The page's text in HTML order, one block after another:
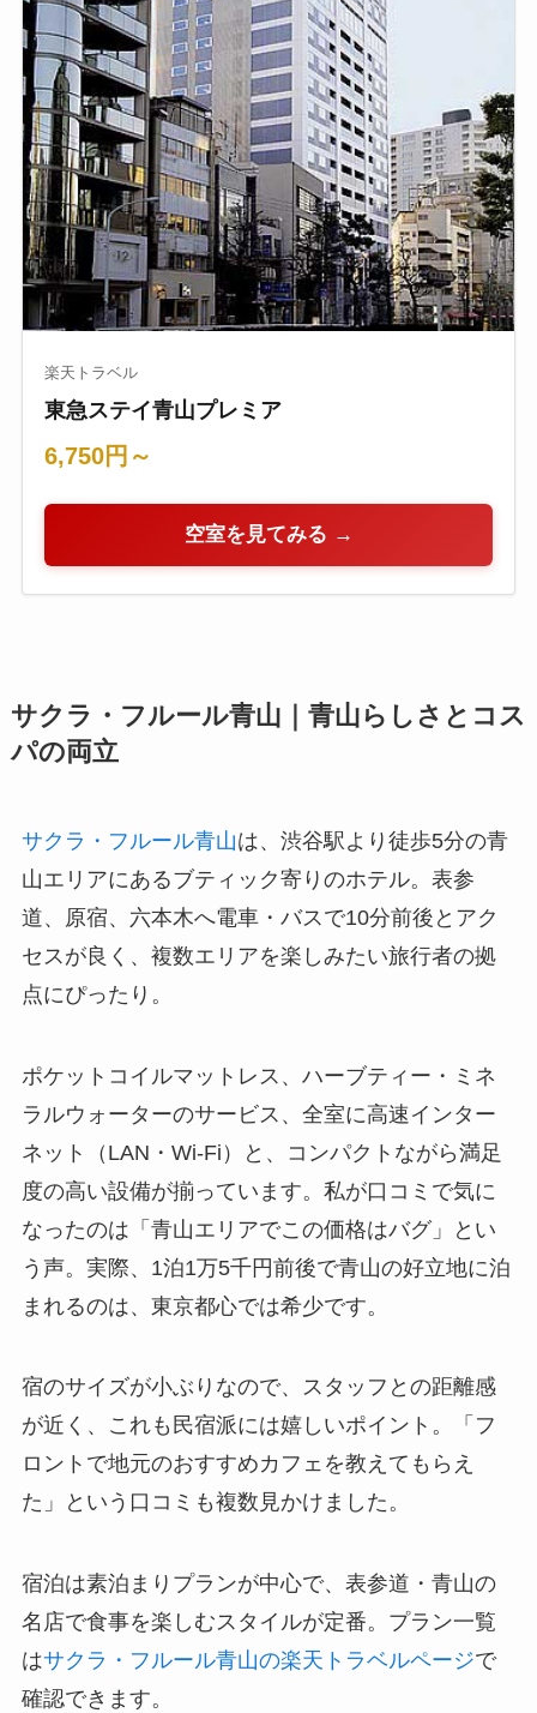
楽天トラベル
東急ステイ青山プレミア
6,750円～
空室を見てみる →
サクラ・フルール青山｜青山らしさとコス
パの両立
サクラ・フルール青山は、渋谷駅より徒歩5分の青
山エリアにあるブティック寄りのホテル。表参
道、原宿、六本木へ電車・バスで10分前後とアク
セスが良く、複数エリアを楽しみたい旅行者の拠
点にぴったり。
ポケットコイルマットレス、ハーブティー・ミネ
ラルウォーターのサービス、全室に高速インター
ネット（LAN・Wi-Fi）と、コンパクトながら満足
度の高い設備が揃っています。私が口コミで気に
なったのは「青山エリアでこの価格はバグ」とい
う声。実際、1泊1万5千円前後で青山の好立地に泊
まれるのは、東京都心では希少です。
宿のサイズが小ぶりなので、スタッフとの距離感
が近く、これも民宿派には嬉しいポイント。「フ
ロントで地元のおすすめカフェを教えてもらえ
た」という口コミも複数見かけました。
宿泊は素泊まりプランが中心で、表参道・青山の
名店で食事を楽しむスタイルが定番。プラン一覧
はサクラ・フルール青山の楽天トラベルページで
確認できます。